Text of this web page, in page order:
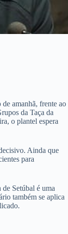
amanhã, frente ao
da Taça da
o plantel espera
Ainda que
para
Setúbal é uma
também se aplica